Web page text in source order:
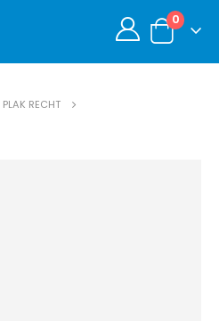
0
PLAK RECHT